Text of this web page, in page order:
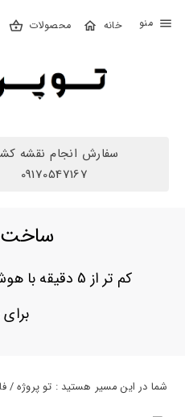
محصولات حساب کاربری
بستن
محصولات
حساب
سفارش انجام نقشه
09170547167
ساخت
کم تر از 5 دقیقه با هوش مصنوعی
شما در این مسیر هستید : تو پروژه /